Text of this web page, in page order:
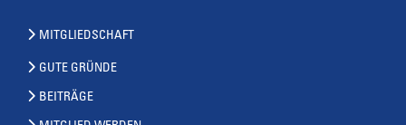
MITGLIEDSCHAFT
GUTE GRÜNDE
BEITRÄGE